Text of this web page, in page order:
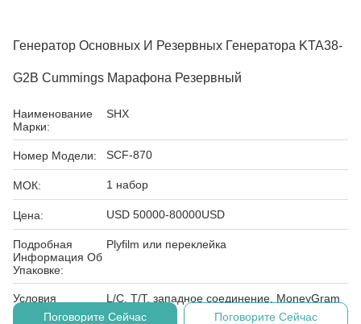
Генератор Основных И Резервных Генератора KTA38-
G2B Cummings Марафона Резервный
Наименование
Марки:
SHX
Номер Модели: SCF-870
МОК: 1 набор
Цена: USD 50000-80000USD
Подробная
Информация Об
Упаковке:
Plyfilm или переклейка
Условия
Оплаты:
L/C, T/T, западное соединение, MoneyGram
Поговорите Сейчас
Поговорите Сейчас